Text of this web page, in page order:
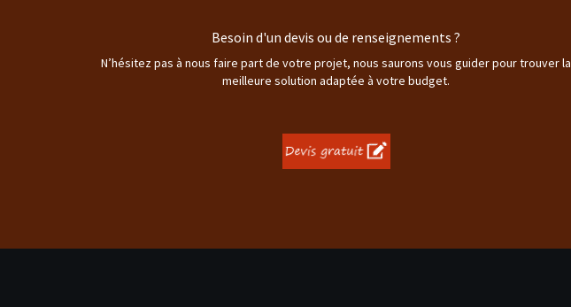
Besoin d'un devis ou de renseignements ?
N’hésitez pas à nous faire part de votre projet, nous saurons vous guider pour trouver la
meilleure solution adaptée à votre budget.